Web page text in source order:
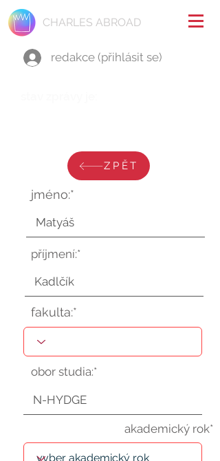
CHARLES ABROAD
redakce (přihlásit se)
ZPĚT
jméno:*
příjmení:*
fakulta:*
obor studia:*
akademický rok*